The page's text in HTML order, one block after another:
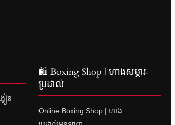
ៀន
🛍 Boxing Shop | ហាងសម្ភារៈ
ប្រដាល់
Online Boxing Shop | ហាង